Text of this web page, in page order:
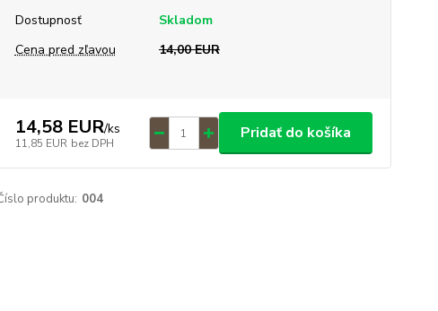
Dostupnosť
Skladom
Cena pred zľavou
14,00 EUR
14,58 EUR/ks
11,85 EUR bez DPH
Pridať do košíka
produktu: 004